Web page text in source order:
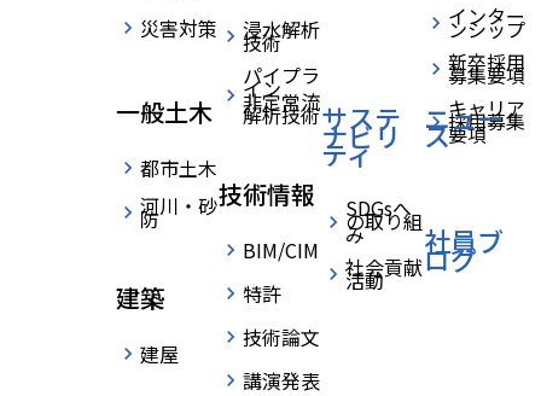
災害対策
一般土木
都市土木
河川・砂
防
建築
建屋
浸水解析
技術
パイプラ
イン
非定常流
解析技術
技術情報
BIM/CIM
特許
技術論文
講演発表
サステ
ナビリ
ティ
SDGsへ
の取り組
み
社会貢献
活動
インター
ンシップ
新卒採用
募集要項
キャリア
採用募集
要項
ニュー
ス
社員ブ
ログ
自分の可能性に挑戦しよう
建設コンサルタント業界の仕事を体験できるイン
ターンシップを毎年開催しています。インターン
シップは、社会人としての第一歩を踏み出すための
大切な機会です。学生の皆さんが最適な選択をでき
るよう、仕事の奥深さや先輩社員の思いをリアルに
体感してほしいと考えています。
日々の挑戦を体感したいという方のご応募をお待ち
しております。皆さんの大切な第一歩を私たちが全